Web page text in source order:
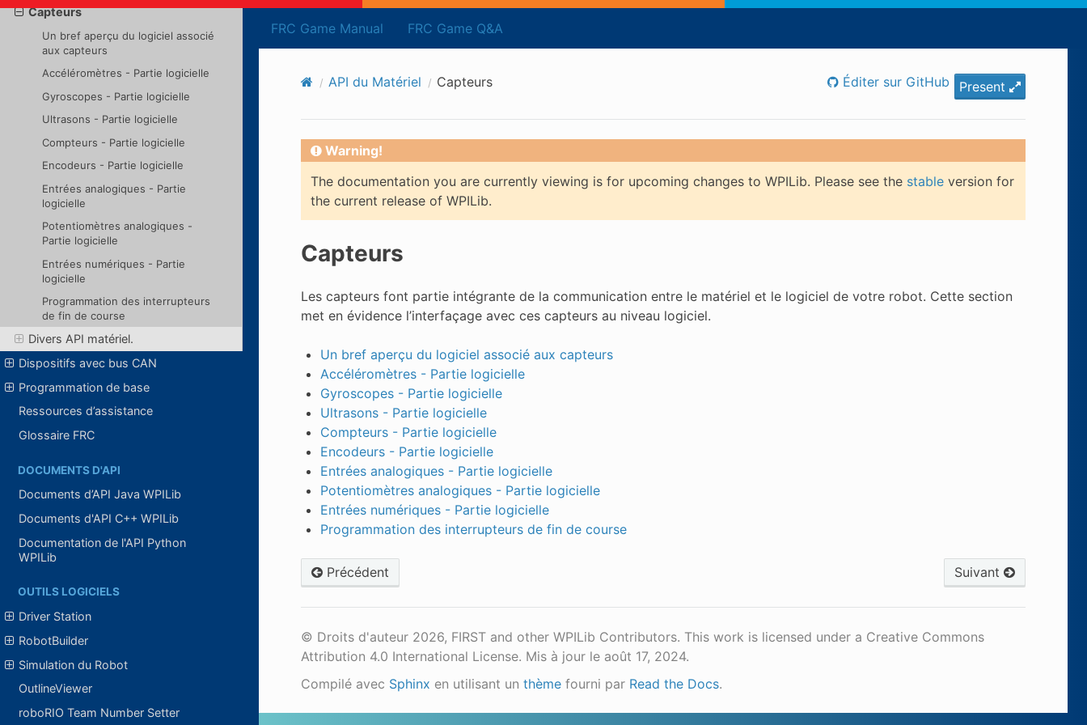
FRC Game Manual FRC Game Q&A
Capteurs
Un bref aperçu du logiciel associé
aux capteurs
Accéléromètres - Partie logicielle
Gyroscopes - Partie logicielle
Ultrasons - Partie logicielle
Compteurs - Partie logicielle
Encodeurs - Partie logicielle
Entrées analogiques - Partie
logicielle
Potentiomètres analogiques -
Partie logicielle
Entrées numériques - Partie
logicielle
Programmation des interrupteurs
de fin de course
Divers API matériel.
Dispositifs avec bus CAN
Programmation de base
Ressources d’assistance
Glossaire FRC
DOCUMENTS D'API
Documents d’API Java WPILib
Documents d'API C++ WPILib
Documentation de l'API Python
WPILib
OUTILS LOGICIELS
Driver Station
RobotBuilder
Simulation du Robot
OutlineViewer
roboRIO Team Number Setter
API du Matériel Capteurs Present
Éditer sur GitHub
Warning!
The documentation you are currently viewing is for upcoming changes to WPILib. Please see the stableversion for
the current release of WPILib.
Capteurs
Les capteurs font partie intégrante de la communication entre le matériel et le logiciel de votre robot. Cette section
met en évidence l’interfaçage avec ces capteurs au niveau logiciel.
Un bref aperçu du logiciel associé aux capteurs
Accéléromètres - Partie logicielle
Gyroscopes - Partie logicielle
Ultrasons - Partie logicielle
Compteurs - Partie logicielle
Encodeurs - Partie logicielle
Entrées analogiques - Partie logicielle
Potentiomètres analogiques - Partie logicielle
Entrées numériques - Partie logicielle
Programmation des interrupteurs de fin de course
Précédent Suivant
© Droits d'auteur 2026, FIRST and other WPILib Contributors. This work is licensed under a Creative Commons
Attribution 4.0 International License. Mis à jour le août 17, 2024.
Compilé avec Sphinx en utilisant un thèmefourni par Read the Docs.